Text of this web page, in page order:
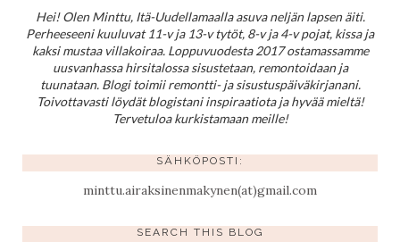
Hei! Olen Minttu, Itä-Uudellamaalla asuva neljän lapsen äiti.
Perheeseeni kuuluvat 11-v ja 13-v tytöt, 8-v ja 4-v pojat, kissa ja
kaksi mustaa villakoiraa. Loppuvuodesta 2017 ostamassamme
uusvanhassa hirsitalossa sisustetaan, remontoidaan ja
tuunataan. Blogi toimii remontti- ja sisustuspäiväkirjanani.
Toivottavasti löydät blogistani inspiraatiota ja hyvää mieltä!
Tervetuloa kurkistamaan meille!
SÄHKÖPOSTI:
minttu.airaksinenmakynen(at)gmail.com
SEARCH THIS BLOG